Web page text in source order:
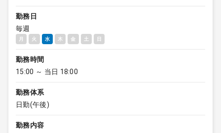
勤務日
毎週
月 火 水 木 金 土 日
勤務時間
15:00 ～ 当日 18:00
勤務体系
日勤(午後)
勤務内容